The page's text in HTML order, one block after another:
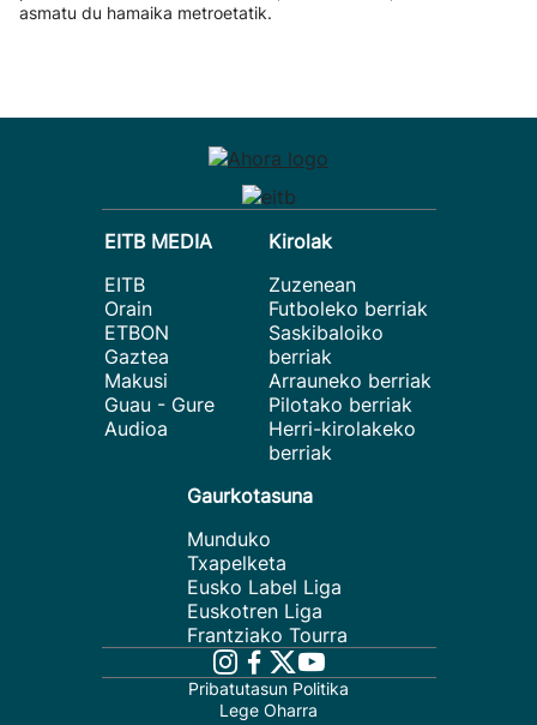
asmatu du hamaika metroetatik.
EITB MEDIA
EITB
Orain
ETBON
Gaztea
Makusi
Guau - Gure
Audioa
Kirolak
Zuzenean
Futboleko berriak
Saskibaloiko
berriak
Arrauneko berriak
Pilotako berriak
Herri-kirolakeko
berriak
Gaurkotasuna
Munduko
Txapelketa
Eusko Label Liga
Euskotren Liga
Frantziako Tourra
Pribatutasun Politika
Lege Oharra